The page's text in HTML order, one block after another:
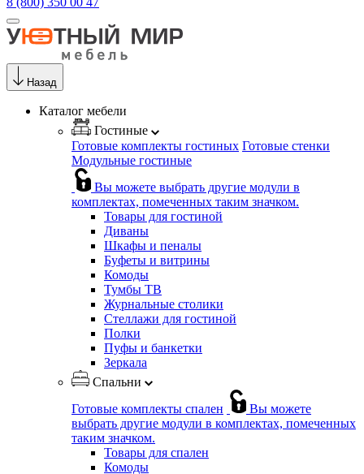
Назад
Каталог мебели
Гостиные
Готовые комплекты гостиных Готовые стенки
Модульные гостиные
Вы можете выбрать другие модули в
комплектах, помеченных таким значком.
Товары для гостиной
Диваны
Шкафы и пеналы
Буфеты и витрины
Комоды
Тумбы ТВ
Журнальные столики
Стеллажи для гостиной
Полки
Пуфы и банкетки
Зеркала
Спальни
Готовые комплекты спален
Вы можете
выбрать другие модули в комплектах, помеченных
таким значком.
Товары для спален
Комоды